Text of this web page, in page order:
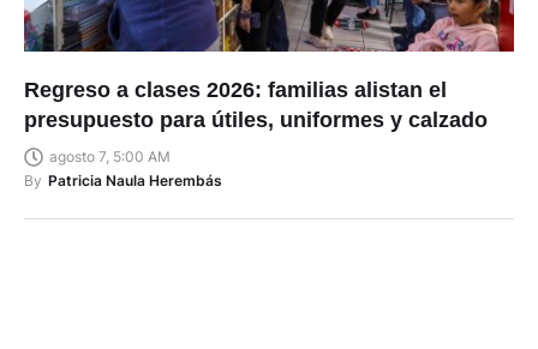
Regreso a clases 2026: familias alistan el
presupuesto para útiles, uniformes y calzado
agosto 7, 5:00 AM
By Patricia Naula Herembás